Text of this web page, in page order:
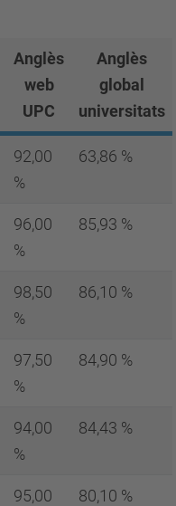
Anglès
web
UPC
Anglès
global
universitats
92,00
%
63,86 %
96,00
%
85,93 %
98,50
%
86,10 %
97,50
%
84,90 %
94,00
%
84,43 %
95,00 80,10 %